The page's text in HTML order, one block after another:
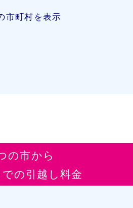
市町村を表示
の市から
での引越し料金